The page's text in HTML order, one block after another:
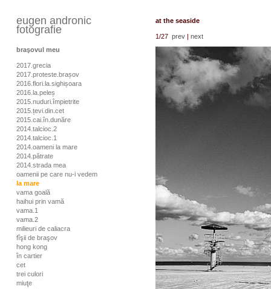
eugen andronic
fotografie
braşovul meu
2017.grecia
2017.proteste.brașov
2016.flori.la.sighișoara
2016.la.peleș
2015.nuduri.împietrite
2015.țevi.din.cet
2015.cai.în.dunăre
2014.talcioc.2
2014.talcioc.1
2014.oameni la mare
2014.pătrate
2014.strada mea
oamenii pe care nu-i vedem
la mare
vama goală
haihui prin vamă
vama.1
vama.2
milieuri de caliacra
fîşii de braşov
hong kong
în cartier
cet
trei culori
miuţe
at the seaside
1/27 prev | next